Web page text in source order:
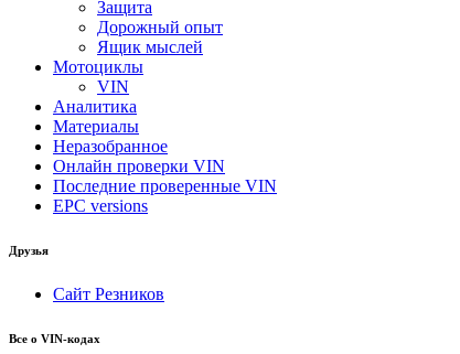
Защита
Дорожный опыт
Ящик мыслей
Мотоциклы
VIN
Аналитика
Материалы
Неразобранное
Онлайн проверки VIN
Последние проверенные VIN
EPC versions
Друзья
Сайт Резников
Все о VIN-кодах